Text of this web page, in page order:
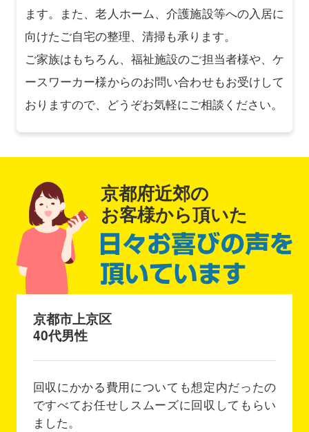
ます。また、老人ホーム、介護施設等への入居に
向けたご自宅の整理、清掃も承ります。
ご家族はもちろん、福祉施設のご担当者様や、ケ
ースワーカー様からのお問い合わせもお受けして
おりますので、どうぞお気軽にご相談ください。
京都府近郊の
お客様から頂いた
京都市上京区
40代男性
回収にかかる費用についても想定内だったの
ですべてお任せしスムーズに回収してもらい
ました。